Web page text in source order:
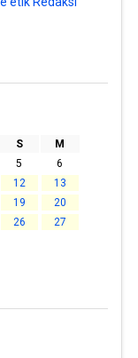
S
M
5
6
12
13
19
20
26
27